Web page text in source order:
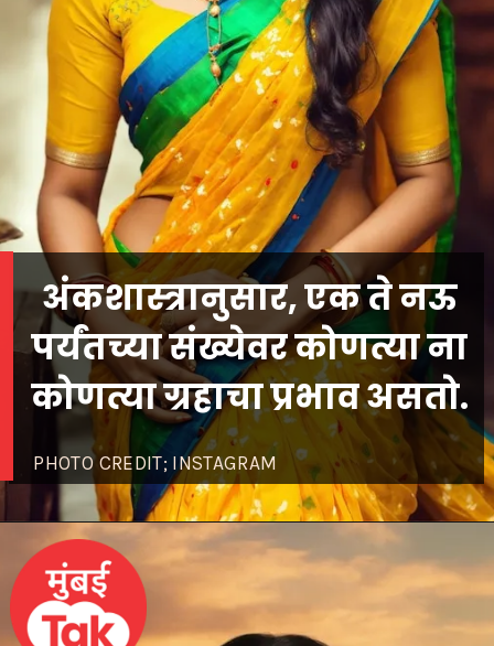
PHOTO CREDIT; INSTAGRAM
अंकशास्त्रानुसार, एक ते नऊ
पर्यंतच्या संख्येवर कोणत्या ना
कोणत्या ग्रहाचा प्रभाव असतो.